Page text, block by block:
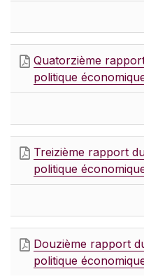
Quatorzième
politique
Treizième rapport
politique
Douzième rapport
politique